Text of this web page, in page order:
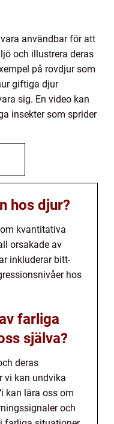
användbar för att
och illustrera deras
på rovdjur som
giftiga djur
sig. En video kan
insekter som sprider
hos djur?
kvantitativa
orsakade av
inkluderar bitt-
hos
farliga
själva?
deras
vi kan undvika
kan lära oss om
och